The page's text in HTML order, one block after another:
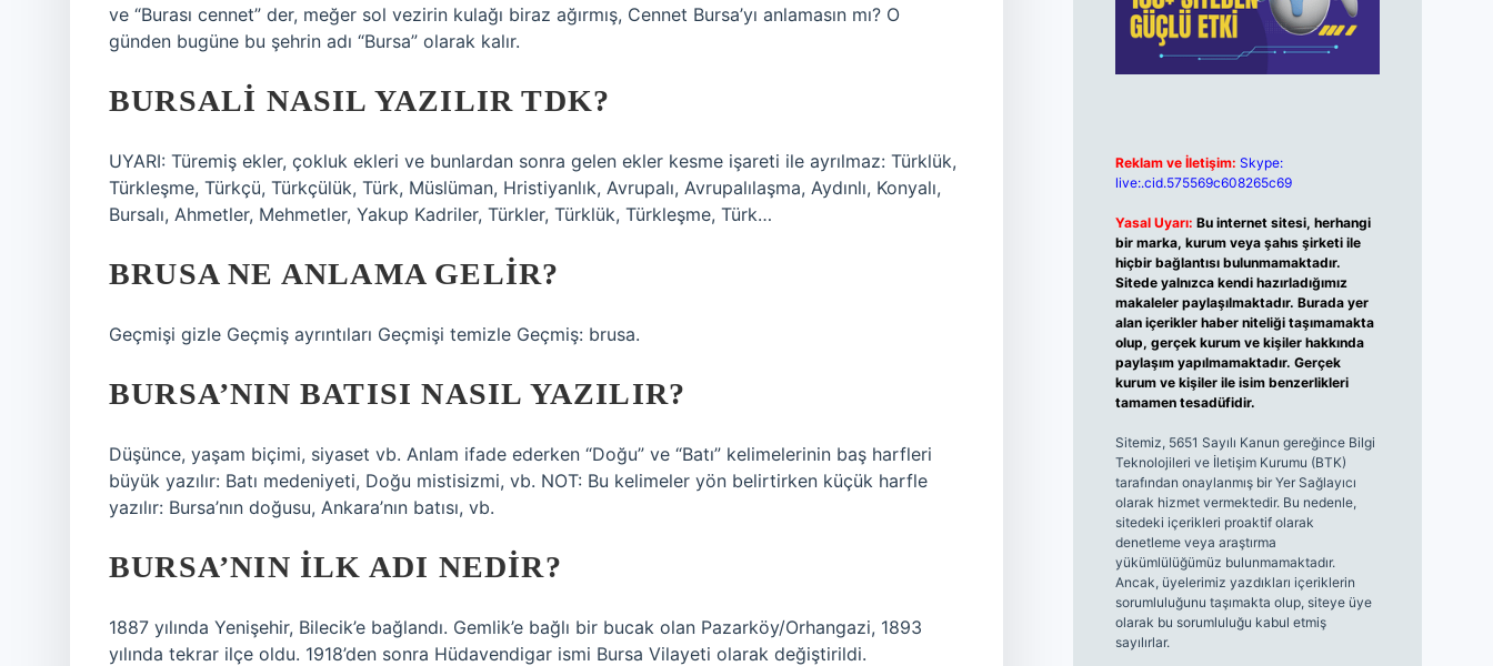
ve “Burası cennet” der, meğer sol vezirin kulağı biraz ağırmış, Cennet Bursa’yı anlamasın mı? O
günden bugüne bu şehrin adı “Bursa” olarak kalır.
BURSALI NASIL YAZILIR TDK?
UYARI: Türemiş ekler, çokluk ekleri ve bunlardan sonra gelen ekler kesme işareti ile ayrılmaz: Türklük,
Türkleşme, Türkçü, Türkçülük, Türk, Müslüman, Hristiyanlık, Avrupalı, Avrupalılaşma, Aydınlı, Konyalı,
Bursalı, Ahmetler, Mehmetler, Yakup Kadriler, Türkler, Türklük, Türkleşme, Türk…
BRUSA NE ANLAMA GELIR?
Geçmişi gizle Geçmiş ayrıntıları Geçmişi temizle Geçmiş: brusa.
BURSA’NIN BATISI NASIL YAZILIR?
Düşünce, yaşam biçimi, siyaset vb. Anlam ifade ederken “Doğu” ve “Batı” kelimelerinin baş harfleri
büyük yazılır: Batı medeniyeti, Doğu mistisizmi, vb. NOT: Bu kelimeler yön belirtirken küçük harfle
yazılır: Bursa’nın doğusu, Ankara’nın batısı, vb.
BURSA’NIN ILK ADI NEDIR?
1887 yılında Yenişehir, Bilecik’e bağlandı. Gemlik’e bağlı bir bucak olan Pazarköy/Orhangazi, 1893
yılında tekrar ilçe oldu. 1918’den sonra Hüdavendigar ismi Bursa Vilayeti olarak değiştirildi.
Reklam ve İletişim: Skype:
live:.cid.575569c608265c69
Yasal Uyarı: Bu internet sitesi, herhangi
bir marka, kurum veya şahıs şirketi ile
hiçbir bağlantısı bulunmamaktadır.
Sitede yalnızca kendi hazırladığımız
makaleler paylaşılmaktadır. Burada yer
alan içerikler haber niteliği taşımamakta
olup, gerçek kurum ve kişiler hakkında
paylaşım yapılmamaktadır. Gerçek
kurum ve kişiler ile isim benzerlikleri
tamamen tesadüfidir.
Sitemiz, 5651 Sayılı Kanun gereğince Bilgi
Teknolojileri ve İletişim Kurumu (BTK)
tarafından onaylanmış bir Yer Sağlayıcı
olarak hizmet vermektedir. Bu nedenle,
sitedeki içerikleri proaktif olarak
denetleme veya araştırma
yükümlülüğümüz bulunmamaktadır.
Ancak, üyelerimiz yazdıkları içeriklerin
sorumluluğunu taşımakta olup, siteye üye
olarak bu sorumluluğu kabul etmiş
sayılırlar.